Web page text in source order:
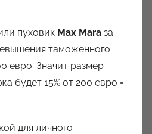
пуховик Max Mara за
таможенного
евро. Значит размер
будет 15% от 200 евро =
для личного